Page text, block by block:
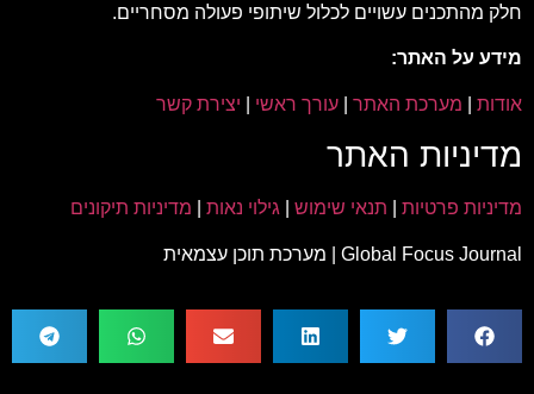
חלק מהתכנים עשויים לכלול שיתופי פעולה מסחריים.
מידע על האתר:
אודות מערכת האתר עורך ראשי יצירת קשר
מדיניות האתר
מדיניות פרטיות תנאי שימוש גילוי נאות מדיניות תיקונים
Global Focus Journal | מערכת תוכן עצמאית